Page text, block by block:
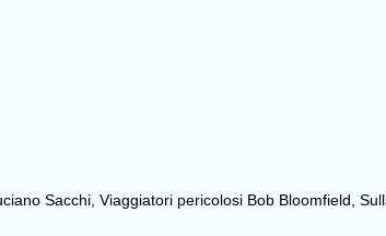
Sacchi, Viaggiatori pericolosi Bob Bloomfield,